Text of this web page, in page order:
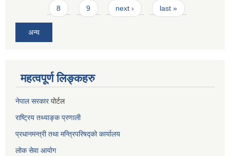
8 9 next › last »
अन्य
महत्वपूर्ण लिङ्कहरु
नेपाल सरकारपोर्टल
राष्ट्रिय तथ्याङ्क प्रणाली
प्रधानमन्त्री तथा मन्त्रिपरिषद्को कार्यालय
लोक सेवाआयोग